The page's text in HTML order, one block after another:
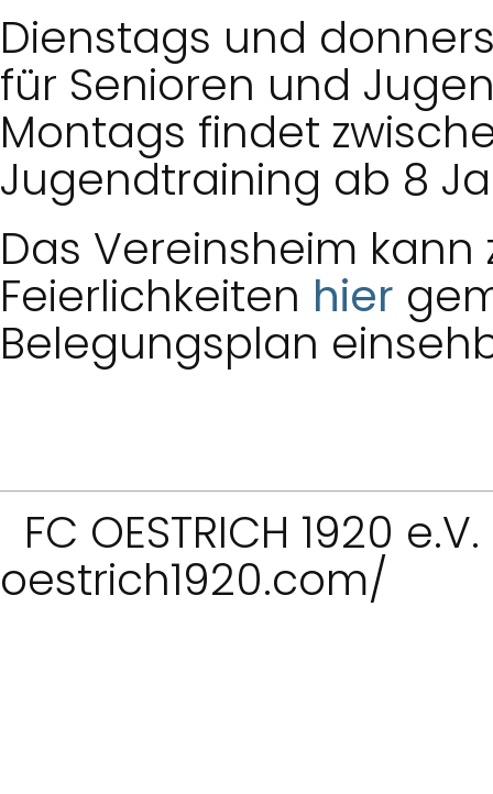
Dienstags und
für Senioren und
Montags findet
Jugendtraining ab 8
Das Vereinsheim
Feierlichkeiten hier
Belegungsplan
FC OESTRICH 1920
oestrich1920.com/